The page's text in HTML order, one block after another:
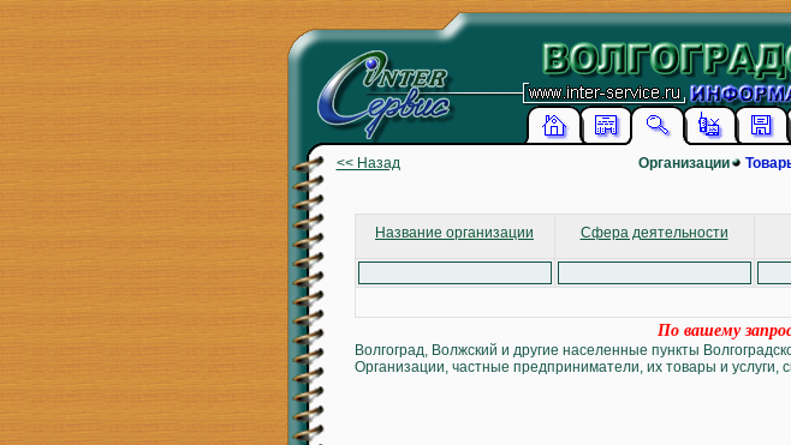
<< Назад Организации
Название организации Сфера деятельности
По вашему
Волгоград, Волжский и другие населенные пункты
Организации, частные предприниматели, их товары и услуги,